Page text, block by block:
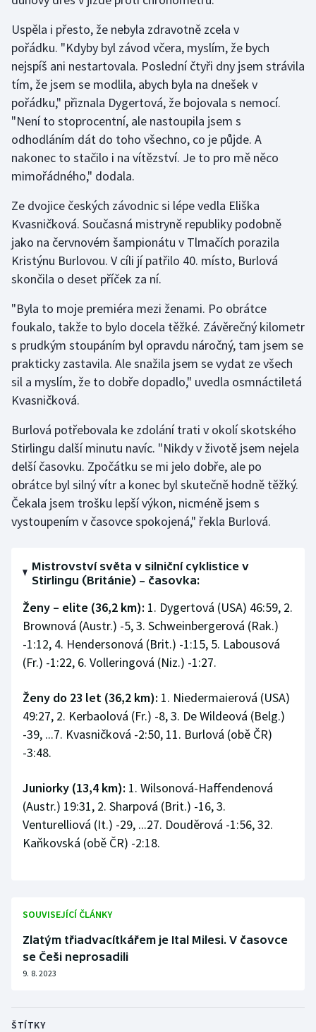
Uspěla i přesto, že nebyla zdravotně zcela v
pořádku. "Kdyby byl závod včera, myslím, že bych
nejspíš ani nestartovala. Poslední čtyři dny jsem strávila
tím, že jsem se modlila, abych byla na dnešek v
pořádku," přiznala Dygertová, že bojovala s nemocí.
"Není to stoprocentní, ale nastoupila jsem s
odhodláním dát do toho všechno, co je půjde. A
nakonec to stačilo i na vítězství. Je to pro mě něco
mimořádného," dodala.
Ze dvojice českých závodnic si lépe vedla Eliška
Kvasničková. Současná mistryně republiky podobně
jako na červnovém šampionátu v Tlmačích porazila
Kristýnu Burlovou. V cíli jí patřilo 40. místo, Burlová
skončila o deset příček za ní.
"Byla to moje premiéra mezi ženami. Po obrátce
foukalo, takže to bylo docela těžké. Závěrečný kilometr
s prudkým stoupáním byl opravdu náročný, tam jsem se
prakticky zastavila. Ale snažila jsem se vydat ze všech
sil a myslím, že to dobře dopadlo," uvedla osmnáctiletá
Kvasničková.
Burlová potřebovala ke zdolání trati v okolí skotského
Stirlingu další minutu navíc. "Nikdy v životě jsem nejela
delší časovku. Zpočátku se mi jelo dobře, ale po
obrátce byl silný vítr a konec byl skutečně hodně těžký.
Čekala jsem trošku lepší výkon, nicméně jsem s
vystoupením v časovce spokojená," řekla Burlová.
Mistrovství světa v silniční cyklistice v
Stirlingu (Británie) – časovka:
Ženy – elite (36,2 km): 1. Dygertová (USA) 46:59, 2.
Brownová (Austr.) -5, 3. Schweinbergerová (Rak.)
-1:12, 4. Hendersonová (Brit.) -1:15, 5. Labousová
(Fr.) -1:22, 6. Volleringová (Niz.) -1:27.
Ženy do 23 let (36,2 km): 1. Niedermaierová (USA)
49:27, 2. Kerbaolová (Fr.) -8, 3. De Wildeová (Belg.)
-39, ...7. Kvasničková -2:50, 11. Burlová (obě ČR)
-3:48.
Juniorky (13,4 km): 1. Wilsonová-Haffendenová
(Austr.) 19:31, 2. Sharpová (Brit.) -16, 3.
Venturelliová (It.) -29, ...27. Douděrová -1:56, 32.
Kaňkovská (obě ČR) -2:18.
SOUVISEJÍCÍ ČLÁNKY
Zlatým třiadvacítkářem je Ital Milesi. V časovce
se Češi neprosadili
9. 8. 2023
ŠTÍTKY